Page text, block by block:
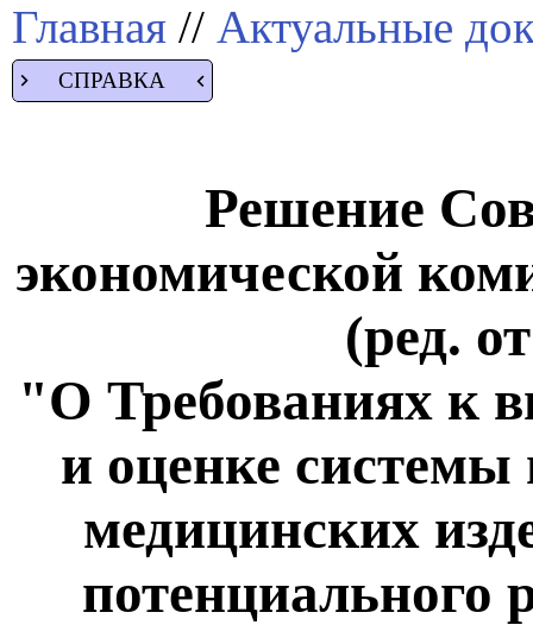
Главная // Актуальные
СПРАВКА
Решение
экономической
(ред.
"О Требованиях к
и оценке системы
медицинских
потенциального